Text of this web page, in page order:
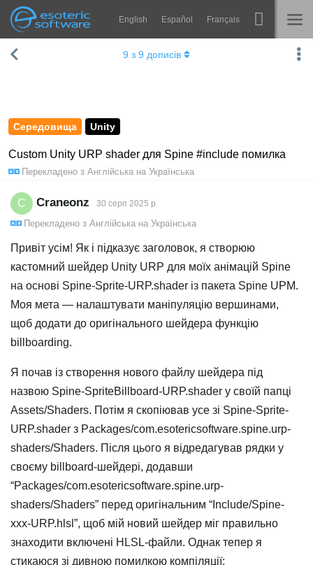
Esoteric Software
Навігація English Español Français
ГОЛОВНА Spine
Навчання
Запитання
Спробувати
Середовища Unity
Custom Unity URP shader для Spine #include помилка
Перекладено з Англійська на Українська
9 з 9 дописів
C Craneonz 30 серп 2025 р.
Перекладено з Англійська на Українська
Привіт усім! Як і підказує заголовок, я створюю
кастомний шейдер Unity URP для моїх анімацій Spine
на основі Spine-Sprite-URP.shader із пакета Spine UPM.
Моя мета — налаштувати маніпуляцію вершинами,
щоб додати до оригінального шейдера функцію
billboarding.
Я почав із створення нового файлу шейдера під
назвою Spine-SpriteBillboard-URP.shader у своїй папці
Assets/Shaders. Потім я скопіював усе зі Spine-Sprite-
URP.shader з Packages/com.esotericsoftware.spine.urp-
shaders/Shaders. Після цього я відредагував рядки у
своєму billboard-шейдері, додавши
“Packages/com.esotericsoftware.spine.urp-
shaders/Shaders” перед оригінальним “Include/Spine-
xxx-URP.hlsl”, щоб мій новий шейдер міг правильно
знаходити включені HLSL-файли. Однак тепер я
стикаюся зі дивною помилкою компіляції: